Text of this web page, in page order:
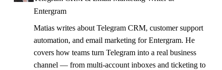
Entergram
Matias writes about Telegram CRM, customer support
automation, and email marketing for Entergram. He
covers how teams turn Telegram into a real business
channel — from multi-account inboxes and ticketing to